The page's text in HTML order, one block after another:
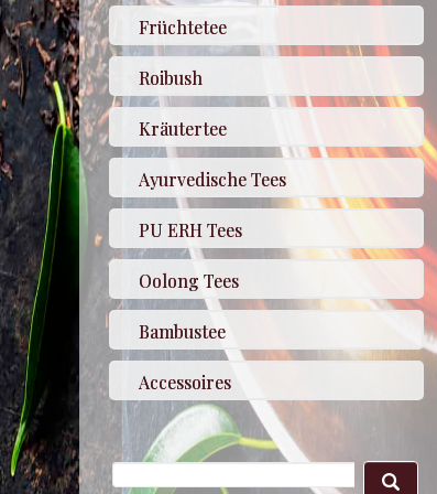
Früchtetee
Roibush
Kräutertee
Ayurvedische Tees
PU ERH Tees
Oolong Tees
Bambustee
Accessoires